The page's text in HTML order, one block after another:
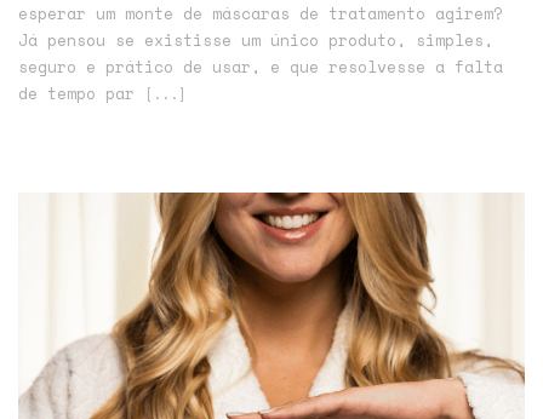
esperar um monte de máscaras de tratamento agirem?
Já pensou se existisse um único produto, simples,
seguro e prático de usar, e que resolvesse a falta
de tempo par
[...]